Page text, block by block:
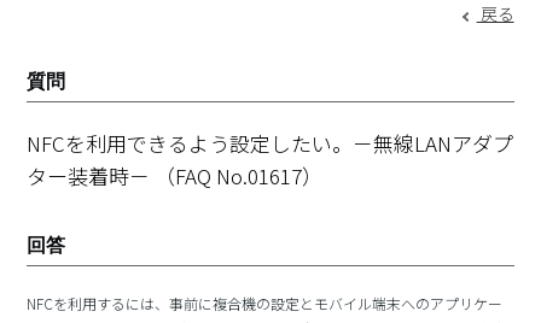
戻る
質問
NFCを利用できるよう設定したい。－無線LANアダプ
ター装着時－
（FAQ No.01617）
回答
NFCを利用するには、事前に複合機の設定とモバイル端末へのアプリケー